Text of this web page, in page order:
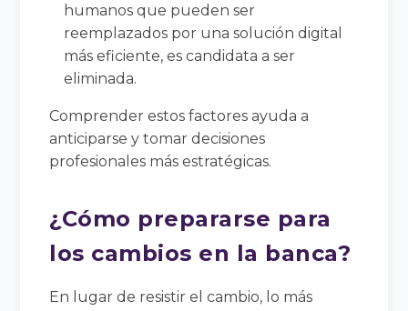
humanos que pueden ser
reemplazados por una solución digital
más eficiente, es candidata a ser
eliminada.
Comprender estos factores ayuda a
anticiparse y tomar decisiones
profesionales más estratégicas.
¿Cómo prepararse para
los cambios en la banca?
En lugar de resistir el cambio, lo más